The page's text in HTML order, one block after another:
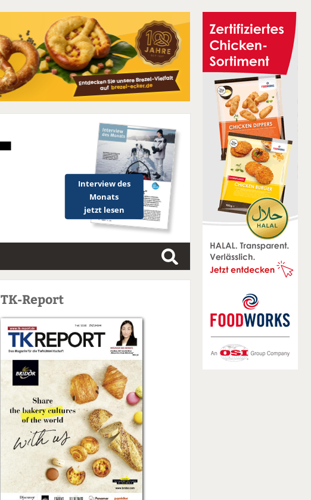
Interview des
Monats
jetzt lesen
S
u
TK-Report